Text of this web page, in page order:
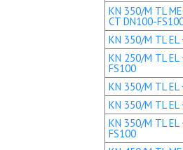
KN 350/M TL
CT DN100-
KN 350/M TL EL
KN 250/M TL EL
FS100
KN 350/M TL EL
KN 350/M TL EL
KN 350/M TL EL
FS100